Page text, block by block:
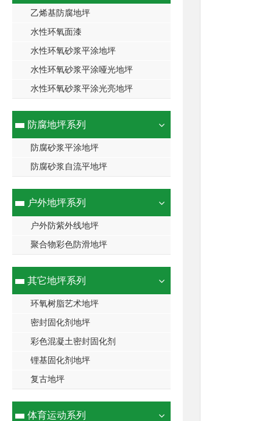
乙烯基防腐地坪
水性环氧面漆
水性环氧砂浆平涂地坪
水性环氧砂浆平涂哑光地坪
水性环氧砂浆平涂光亮地坪
防腐地坪系列
防腐砂浆平涂地坪
防腐砂浆自流平地坪
户外地坪系列
户外防紫外线地坪
聚合物彩色防滑地坪
其它地坪系列
环氧树脂艺术地坪
密封固化剂地坪
彩色混凝土密封固化剂
锂基固化剂地坪
复古地坪
体育运动系列